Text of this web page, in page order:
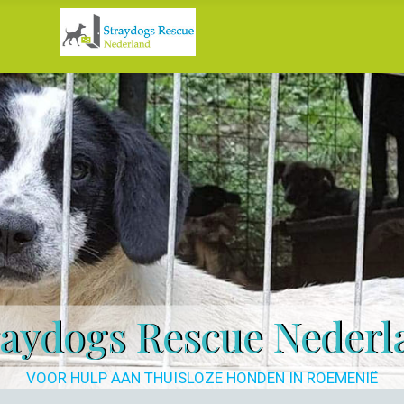
Rescue
VOOR HULP AAN THUISLOZE HONDEN IN ROEMENIË